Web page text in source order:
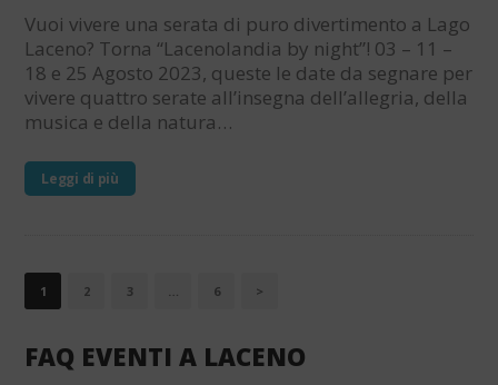
Vuoi vivere una serata di puro divertimento a Lago
Laceno? Torna “Lacenolandia by night”! 03 – 11 –
18 e 25 Agosto 2023, queste le date da segnare per
vivere quattro serate all’insegna dell’allegria, della
musica e della natura…
Leggi di più
PAGINAZIONE
DEGLI
ARTICOLI
PAGE
1 PAGE
2 PAGE
3 PAGE
6 >
FAQ EVENTI A LACENO